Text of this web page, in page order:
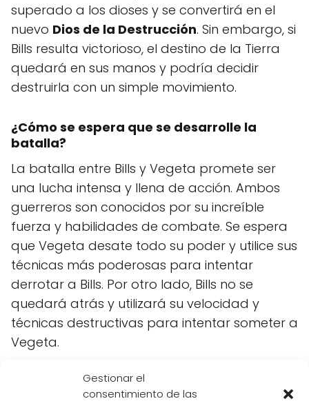
Gestionar el
consentimiento de las
superado a los dioses y se convertirá en el
nuevo Dios de la Destrucción. Sin embargo, si
Bills resulta victorioso, el destino de la Tierra
quedará en sus manos y podría decidir
destruirla con un simple movimiento.
¿Cómo se espera que se desarrolle la
batalla?
La batalla entre Bills y Vegeta promete ser
una lucha intensa y llena de acción. Ambos
guerreros son conocidos por su increíble
fuerza y habilidades de combate. Se espera
que Vegeta desate todo su poder y utilice sus
técnicas más poderosas para intentar
derrotar a Bills. Por otro lado, Bills no se
quedará atrás y utilizará su velocidad y
técnicas destructivas para intentar someter a
Vegeta.
Esta batalla será una prueba para Vegeta,
quien buscará demostrar su valía como